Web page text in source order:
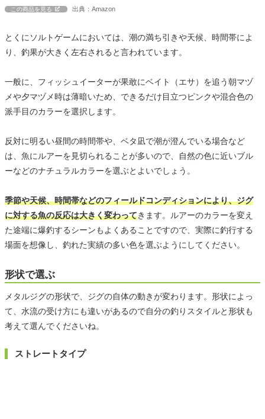
この商品を見る 出典：Amazon
とくにソルトゲームにおいては、潮の満ち引きや天候、時間帯によ
り、釣果が大きく左右されると言われています。
一般に、フィッシュイーターが果敢にベイト（エサ）を追う朝マヅ
メや夕マヅメ時は薄暗いため、できるだけ目立つピンクや混合色の
派手目のカラーを選択します。
反対に明るい昼間の時間帯や、ベタ凪で潮が澄んでいる場合など
は、魚にルアーを見切られることが多いので、自然の色に近いブル
ーなどのナチュラルカラーを選ぶとよいでしょう。
季節や天候、時間帯などのフィールドコンディションにより、ジグ
に対する魚の反応は大きく変わってきます。ルアーのカラーを変え
た途端に爆釣するシーンもよくあることですので、実際に釣行する
場面を想像し、釣れた実績の多い色を選ぶようにしてください。
形状で選ぶ
メタルジグの形状で、ジグの自体の動きが変わります。形状によっ
て、水流の受け方にも違いがあるので自分の釣りスタイルと形状も
考えて選んでくださいね。
ストレートタイプ